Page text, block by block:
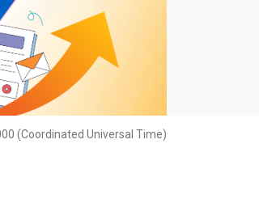
(Coordinated Universal Time)
關於我們